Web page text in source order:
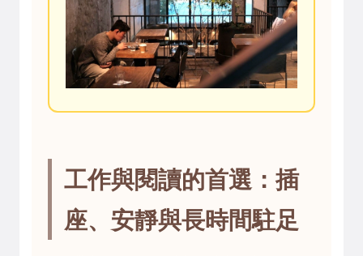
工作與閱讀的首選：插
座、安靜與長時間駐足